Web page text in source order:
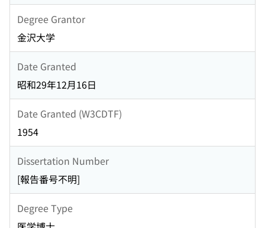
Degree Grantor
金沢大学
Date Granted
昭和29年12月16日
Date Granted (W3CDTF)
1954
Dissertation Number
[報告番号不明]
Degree Type